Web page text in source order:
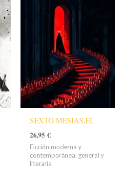
SEXTO MESIAS,EL
26,95€
Ficción moderna y
contemporánea: general y
literaria